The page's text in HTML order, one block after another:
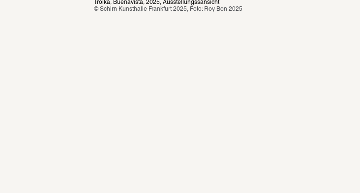
Troika, Buenavista, 2025, Ausstellungssansicht
© Schirn Kunsthalle Frankfurt 2025, Foto: Roy Bon 2025